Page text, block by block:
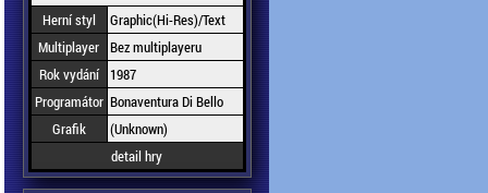
Herní styl
Graphic(Hi-Res)/Text
Multiplayer Bez multiplayeru
Rok vydání
1987
Programátor Bonaventura Di Bello
Grafik
(Unknown)
detail hry